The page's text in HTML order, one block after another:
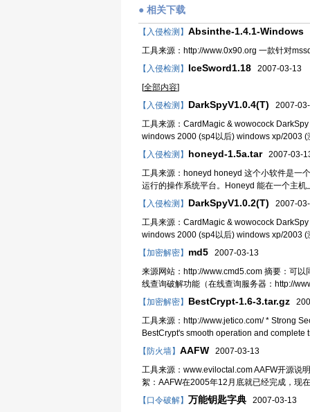
● 相关下载
【入侵检测】 Absinthe-1.4.1-Windows
工具来源：http://www.0x90.org 一款针对
【入侵检测】 IceSword1.18 2007-03-13
[全部内容]
【入侵检测】 DarkSpyV1.0.4(T) 2007-
工具来源：CardMagic & wowocock
windows 2000 (sp4以后) windows xp/2003 (
【入侵检测】 honeyd-1.5a.tar2007-03-
工具来源：honeyd honeyd 这个小软件是一
运行的操作系统平台。Honeyd 能在一个主
【入侵检测】 DarkSpyV1.0.2(T) 2007-
工具来源：CardMagic & wowocock
windows 2000 (sp4以后) windows xp/2003 (
【加密解密】 md5 2007-03-13
来源网站：http://www.cmd5.com 摘要：可
线查询破解功能（在线查询服务器：http://
【加密解密】 BestCrypt-1.6-3.tar.gz
工具来源：http://www.jetico.com/ * Strong
BestCrypt's smooth operation and
【防火墙】 AAFW 2007-03-13
工具来源：www.eviloctal.com AAFW开源说
絮：AAFW在2005年12月底就已经完成，现
【口令破解】 万能钥匙字典 2007-03-13